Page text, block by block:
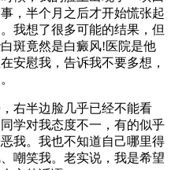
，半个月之后才开始慌张起
我想了很多可能的结果，但
斑竟然是白癜风!医院是他
安慰我，告诉我不要多想，
半边脸几乎已经不能看
学对我态度不一，有的似乎
我。我也不知道自己哪里得
嘲笑我。老实说，我是希望